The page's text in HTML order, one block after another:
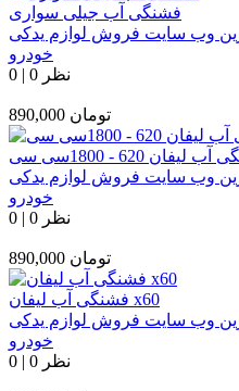
فشنگی آب جیلی سواری
وب سایت فروش لوازم یدکی
خودرو
0 | 0 نظر
890,000 تومان
لیفان 620 - 1800سی سی
وب سایت فروش لوازم یدکی
خودرو
0 | 0 نظر
890,000 تومان
فشنگی آب لیفان x60
وب سایت فروش لوازم یدکی
خودرو
0 | 0 نظر